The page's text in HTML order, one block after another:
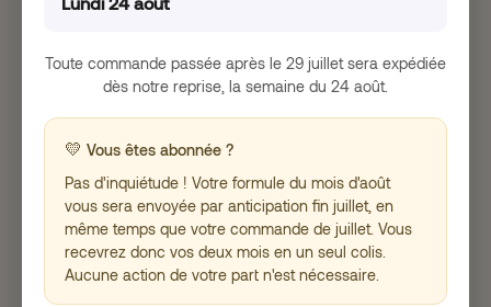
oestradiol : < 58 pictogrammes par litre;
Progestérone : < 2 microgrammes par litre;
FSH : de 17 à 95 UI/L;
AMH pour la réserve ovarienne ?
Le taux d’AMH correspond à la réserve ovarienne
disponible chez une femme. Il peut être mesuré
en cas de doutes sur la fertilité, de réserve
Toute commande passée après le 29 juillet sera expédiée
dès notre reprise, la semaine du 24 août.
💛 Vous êtes abonnée ?
Pas d'inquiétude ! Votre formule du mois d'août
vous sera envoyée par anticipation fin juillet, en
même temps que votre commande de juillet. Vous
recevrez donc vos deux mois en un seul colis.
Aucune action de votre part n'est nécessaire.